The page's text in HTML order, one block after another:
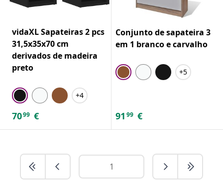
vidaXL Sapateiras 2 pcs
31,5x35x70 cm
derivados de madeira
preto
+4
7099 €
Conjunto de sapateira 3
em 1 branco e carvalho
+5
91 99 €